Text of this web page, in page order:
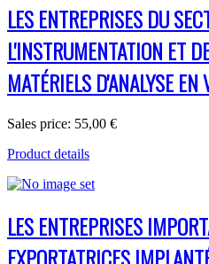
LES ENTREPRISES DU
L'INSTRUMENTATION ET
MATÉRIELS D'ANALYSE EN
Sales price: 55,00 €
Product details
LES ENTREPRISES